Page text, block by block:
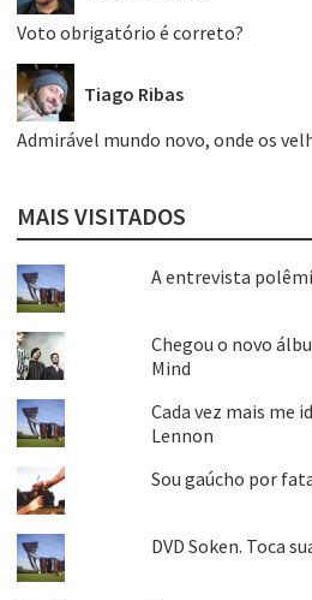
Voto obrigatório é correto?
Tiago Ribas
Admirável mundo novo, onde os
MAIS VISITADOS
A entrevista
Chegou o novo
Mind
Cada vez mais me
Lennon
Sou gaúcho por
DVD Soken. Toca